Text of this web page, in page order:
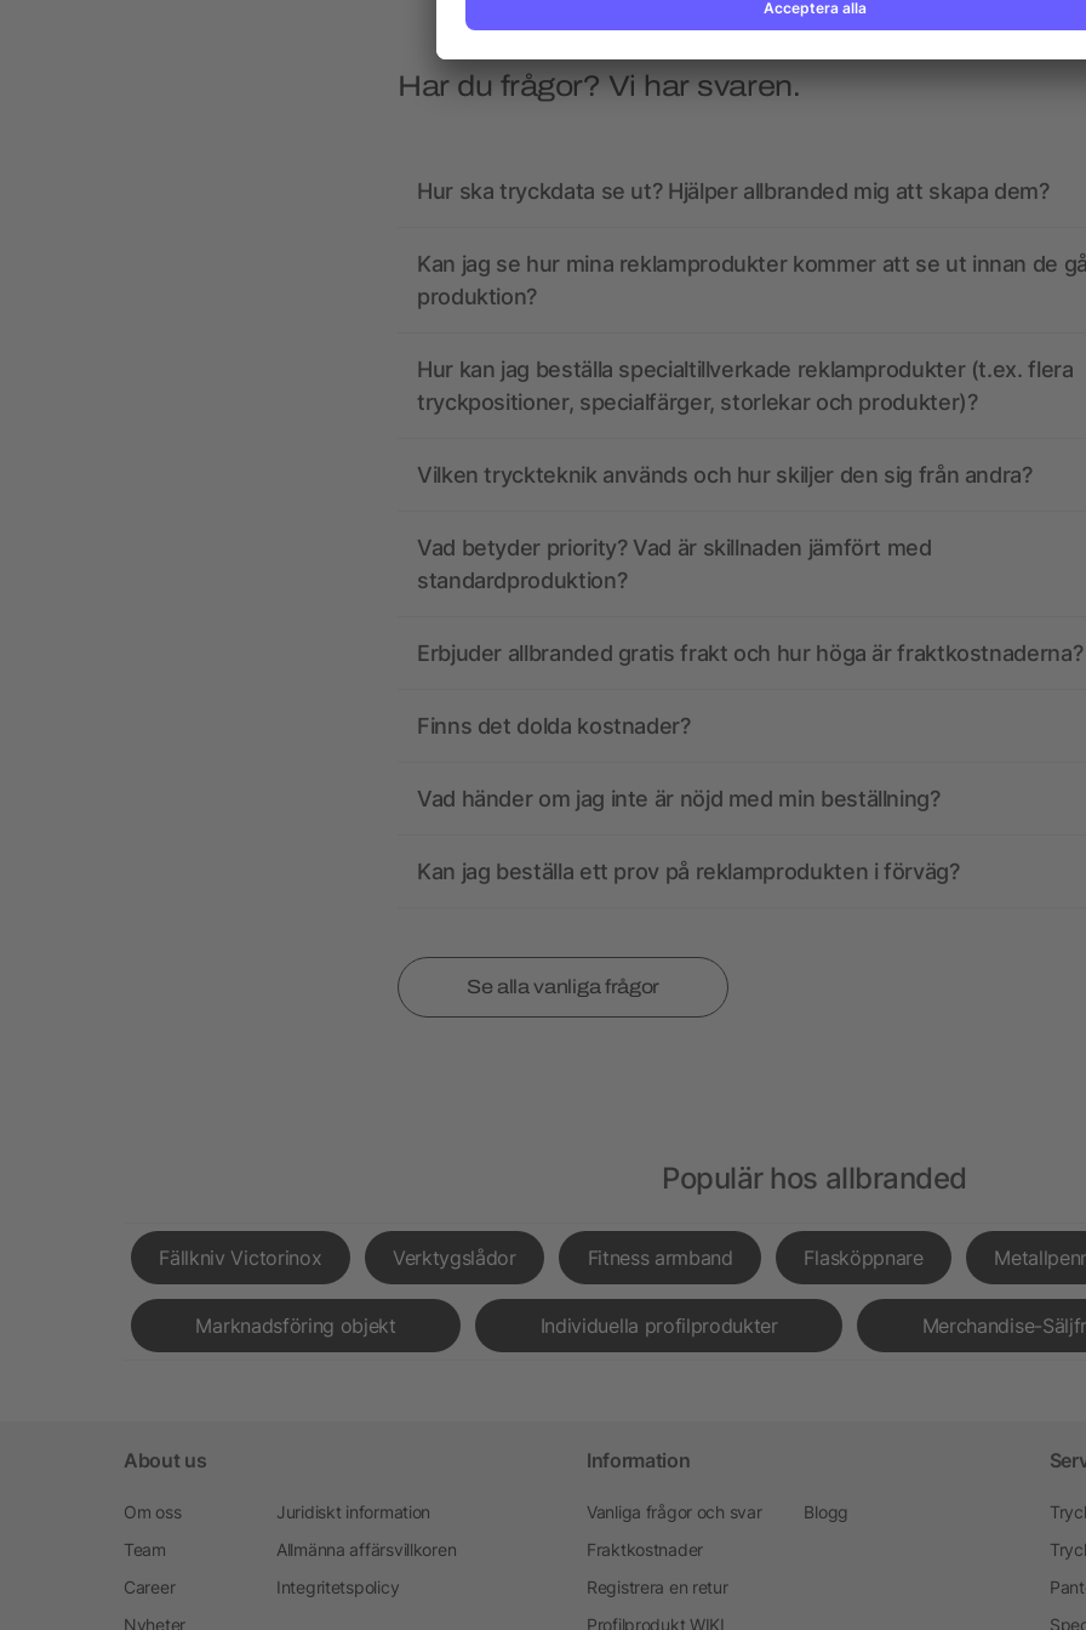
Har du frågor? Vi har svaren.
Hur ska tryckdata se ut? Hjälper allbranded mig att skapa dem?
Kan jag se hur mina reklamprodukter kommer att se ut innan de
produktion?
Hur kan jag beställa specialtillverkade reklamprodukter (t.ex. flera
tryckpositioner, specialfärger, storlekar och produkter)?
Vilken tryckteknik används och hur skiljer den sig från andra?
Vad betyder priority? Vad är skillnaden jämfört med
standardproduktion?
Erbjuder allbranded gratis frakt och hur höga är fraktkostnaderna?
Finns det dolda kostnader?
Vad händer om jag inte är nöjd med min beställning?
Kan jag beställa ett prov på reklamprodukten i förväg?
Se alla vanliga frågor
Populär hos allbranded
Fällkniv Victorinox Verktygslådor Fitness armband Flasköppnare
Marknadsföring objekt Individuella profilprodukter Merchandise-
About us
Om oss
Team
Career
Nyheter
Juridiskt information
Allmänna affärsvillkoren
Integritetspolicy
Information
Vanliga frågor och svar
Fraktkostnader
Registrera en retur
Profilprodukt WIKI
Blogg